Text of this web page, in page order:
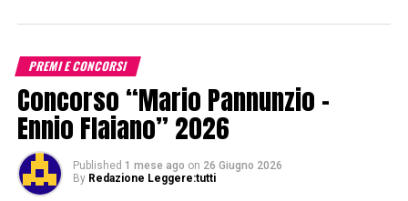
PREMI E CONCORSI
Concorso “Mario Pannunzio –
Ennio Flaiano” 2026
Published 1 mese ago on 26 Giugno 2026
By Redazione Leggere:tutti